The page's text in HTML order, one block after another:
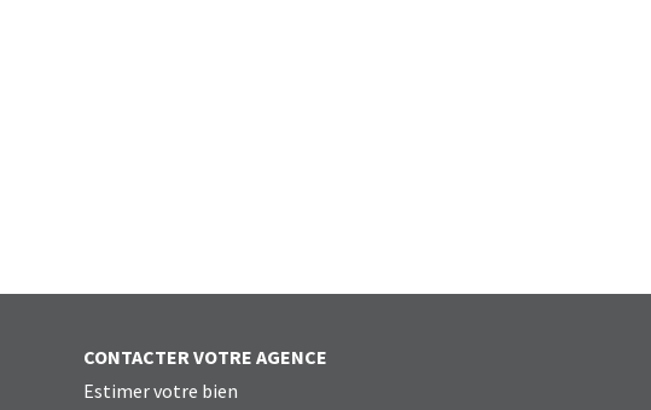
CONTACTER VOTRE AGENCE
Estimer votre bien